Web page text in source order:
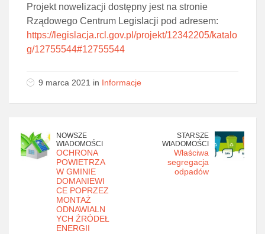
Projekt nowelizacji dostępny jest na stronie
Rządowego Centrum Legislacji pod adresem:
https://legislacja.rcl.gov.pl/projekt/12342205/katalo
g/12755544#12755544
9 marca 2021 in Informacje
NOWSZE
WIADOMOŚCI
OCHRONA
POWIETRZA
W GMINIE
DOMANIEWI
CE POPRZEZ
MONTAŻ
ODNAWIALN
YCH ŹRÓDEŁ
ENERGII
STARSZE
WIADOMOŚCI
Właściwa
segregacja
odpadów